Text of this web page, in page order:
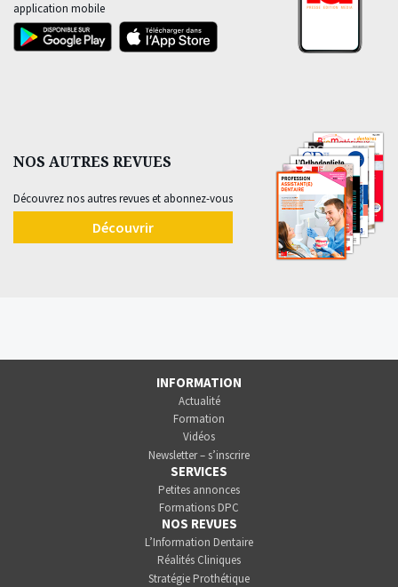
application mobile
NOS AUTRES REVUES
Découvrez nos autres revues et abonnez-vous
Découvrir
INFORMATION
Actualité
Formation
Vidéos
Newsletter – s’inscrire
SERVICES
Petites annonces
Formations DPC
NOS REVUES
L’Information Dentaire
Réalités Cliniques
Stratégie Prothétique